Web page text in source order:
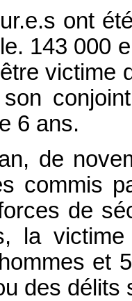
ont
143 000
victime
6 ans.
de
commis
de
la
et
des délits